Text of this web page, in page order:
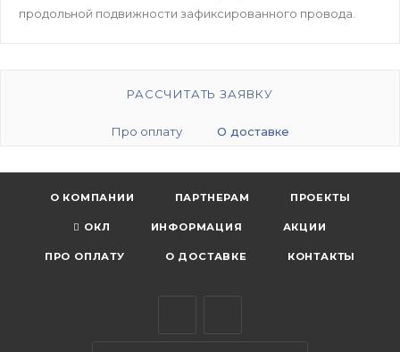
продольной подвижности зафиксированного провода.
РАССЧИТАТЬ ЗАЯВКУ
Про оплату О доставке
О КОМПАНИИ ПАРТНЕРАМ ПРОЕКТЫ
ОКЛ ИНФОРМАЦИЯ АКЦИИ
ПРО ОПЛАТУ О ДОСТАВКЕ КОНТАКТЫ